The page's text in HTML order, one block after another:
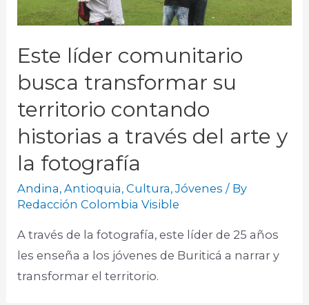
Este líder comunitario
busca transformar su
territorio contando
historias a través del arte y
la fotografía
Andina,Antioquia,Cultura,Jóvenes / By
Redacción Colombia Visible
A través de la fotografía, este líder de 25 años
les enseña a los jóvenes de Buriticá a narrar y
transformar el territorio.​